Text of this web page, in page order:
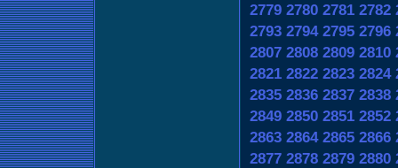
2779 2780 2781 2782
2793 2794 2795 2796
2807 2808 2809 2810
2821 2822 2823 2824
2835 2836 2837 2838
2849 2850 2851 2852
2863 2864 2865 2866
2877 2878 2879 2880